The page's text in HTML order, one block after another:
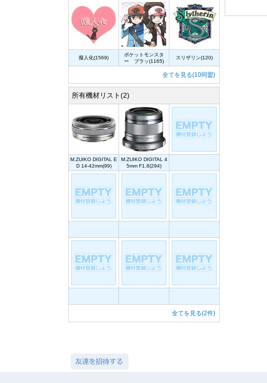
擬人化(1569)
ポケットモンスタ
ー ブラッ(1165)
スリザリン(120)
全てを見る(10同盟)
所有機材リスト(2)
M.ZUIKO DIGITAL E
D 14-42mm(99)
M.ZUIKO DIGITAL 4
5mm F1.8(294)
全てを見る(2件)